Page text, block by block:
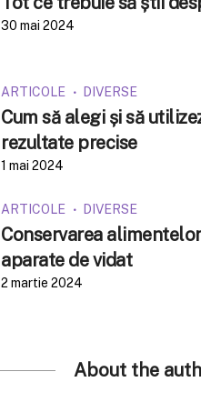
30 mai 2024
ARTICOLE DIVERSE
Cum să alegi și să
rezultate precise
1 mai 2024
ARTICOLE DIVERSE
Conservarea
aparate de vidat
2 martie 2024
About the